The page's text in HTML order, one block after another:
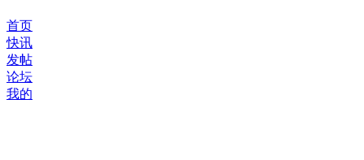
首页
快讯
发帖
论坛
我的